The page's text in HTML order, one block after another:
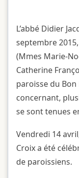
L’abbé Didier
septembre 2015,
(Mmes Marie-
Catherine
paroisse du Bon
concernant,
se sont tenues
Vendredi 14
Croix a été
de paroissiens.